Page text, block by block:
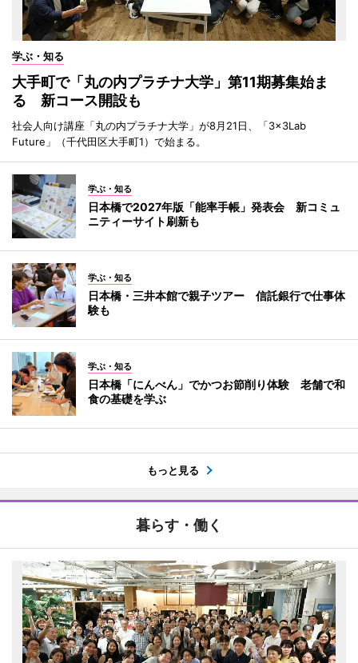
学ぶ・知る
大手町で「丸の内プラチナ大学」第11期募集始ま
る 新コース開設も
社会人向け講座「丸の内プラチナ大学」が8月21日、「3×3Lab
Future」（千代田区大手町1）で始まる。
学ぶ・知る
日本橋で2027年版「能率手帳」発表会 新コミュ
ニティーサイト刷新も
学ぶ・知る
日本橋・三井本館で親子ツアー 信託銀行で仕事体
験も
学ぶ・知る
日本橋「にんべん」でかつお節削り体験 老舗で和
食の基礎を学ぶ
もっと見る
暮らす・働く